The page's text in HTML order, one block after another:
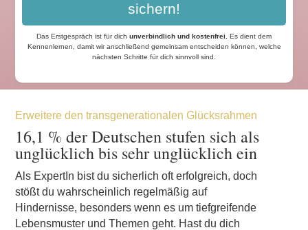
sichern!
Das Erstgespräch ist für dich unverbindlich und kostenfrei
Es dient dem
Kennenlernen, damit wir anschließend gemeinsam entscheiden können, welche
nächsten Schritte für dich sinnvoll sind.
Erweitere den transgenerationalen Glücksrahmen
16,1 % der Deutschen stufen sich als
unglücklich bis sehr unglücklich ein
Als ExpertIn bist du sicherlich oft erfolgreich, doch
stößt du wahrscheinlich regelmäßig auf
Hindernisse, besonders wenn es um tiefgreifende
Lebensmuster und Themen geht. Hast du dich